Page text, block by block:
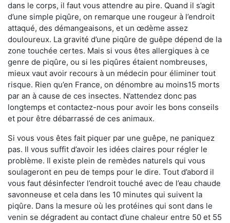
dans le corps, il faut vous attendre au pire. Quand il s’agit
d’une simple piqûre, on remarque une rougeur à l’endroit
attaqué, des démangeaisons, et un œdème assez
douloureux. La gravité d’une piqûre de guêpe dépend de la
zone touchée certes. Mais si vous êtes allergiques à ce
genre de piqûre, ou si les piqûres étaient nombreuses,
mieux vaut avoir recours à un médecin pour éliminer tout
risque. Rien qu’en France, on dénombre au moins15 morts
par an à cause de ces insectes. N’attendez donc pas
longtemps et contactez-nous pour avoir les bons conseils
et pour être débarrassé de ces animaux.
Si vous vous êtes fait piquer par une guêpe, ne paniquez
pas. Il vous suffit d’avoir les idées claires pour régler le
problème. Il existe plein de remèdes naturels qui vous
soulageront en peu de temps pour le dire. Tout d’abord il
vous faut désinfecter l’endroit touché avec de l’eau chaude
savonneuse et cela dans les 10 minutes qui suivent la
piqûre. Dans la mesure où les protéines qui sont dans le
venin se dégradent au contact d’une chaleur entre 50 et 55